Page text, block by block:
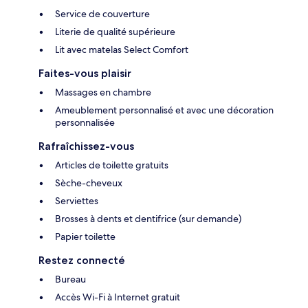
Service de couverture
Literie de qualité supérieure
Lit avec matelas Select Comfort
Faites-vous plaisir
Massages en chambre
Ameublement personnalisé et avec une décoration
personnalisée
Rafraîchissez-vous
Articles de toilette gratuits
Sèche-cheveux
Serviettes
Brosses à dents et dentifrice (sur demande)
Papier toilette
Restez connecté
Bureau
Accès Wi-Fi à Internet gratuit